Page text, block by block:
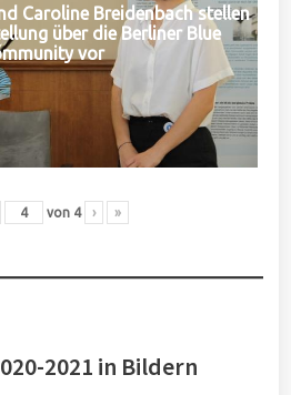
Caroline Breidenbach stellen
über die Berliner Blue
vor
von 4 › »
2021 in Bildern